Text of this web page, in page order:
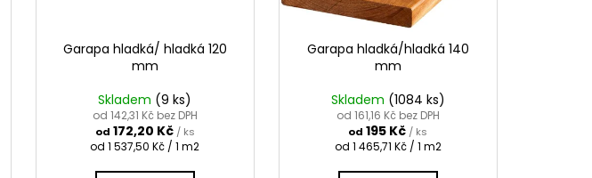
Garapa hladká/ hladká 120
mm
Skladem (9 ks)
od 142,31 Kč bez DPH
od 172,20 Kč / ks
Měrná
od 1 537,50 Kč / 1 m2
Garapa hladká/hladká 140
mm
Skladem (1084 ks)
od 161,16 Kč bez DPH
od 195 Kč / ks
Měrná
od 1 465,71 Kč / 1 m2